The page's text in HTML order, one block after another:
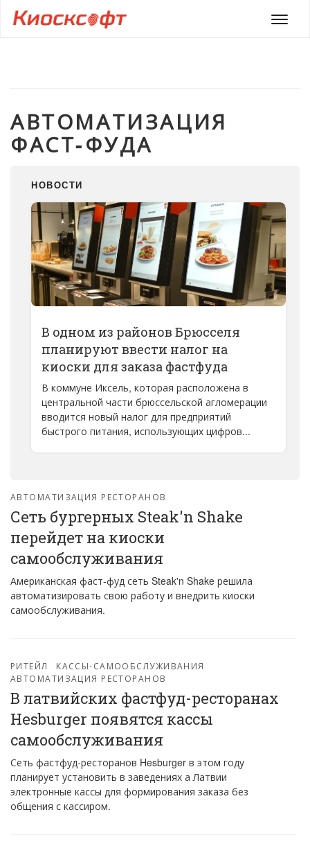
Меню
АВТОМАТИЗАЦИЯ
ФАСТ-ФУДА
НОВОСТИ
В одном из районов Брюсселя
планируют ввести налог на
киоски для заказа фастфуда
В коммуне Иксель, которая расположена в
центральной части брюссельской агломерации
вводится новый налог для предприятий
быстрого питания, использующих цифров...
АВТОМАТИЗАЦИЯ РЕСТОРАНОВ
Сеть бургерных Steak'n Shake
перейдет на киоски
самообслуживания
Американская фаст-фуд сеть Steak'n Shake решила
автоматизировать свою работу и внедрить киоски
самообслуживания.
РИТЕЙЛ
КАССЫ-САМООБСЛУЖИВАНИЯ
АВТОМАТИЗАЦИЯ РЕСТОРАНОВ
В латвийских фастфуд-ресторанах
Hesburger появятся кассы
самообслуживания
Сеть фастфуд-ресторанов Hesburger в этом году
планирует установить в заведениях а Латвии
электронные кассы для формирования заказа без
общения с кассиром.